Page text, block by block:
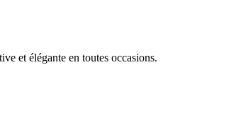
et élégante en toutes occasions.